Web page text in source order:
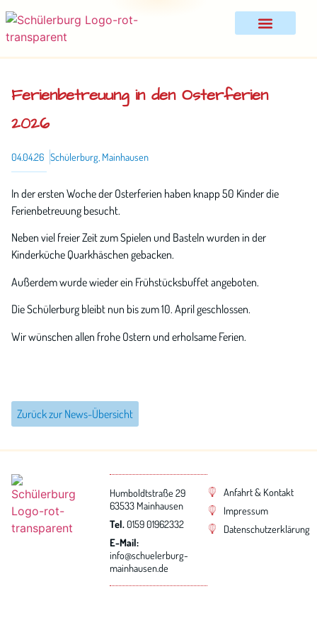
Ferienbetreuung in den Osterferien
2026
04.04.26 Schülerburg, Mainhausen
In der ersten Woche der Osterferien haben knapp 50 Kinder die
Ferienbetreuung besucht.
Neben viel freier Zeit zum Spielen und Basteln wurden in der
Kinderküche Quarkhäschen gebacken.
Außerdem wurde wieder ein Frühstücksbuffet angeboten.
Die Schülerburg bleibt nun bis zum 10. April geschlossen.
Wir wünschen allen frohe Ostern und erholsame Ferien.
Zurück zur News-Übersicht
Humboldtstraße 29
63533 Mainhausen
Tel.0159 01962332
E-Mail:
info@schuelerburg-
mainhausen.de
Anfahrt & Kontakt
Impressum
Datenschutzerklärung